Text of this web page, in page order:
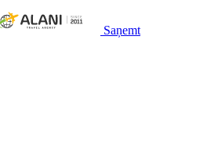
Saņemt